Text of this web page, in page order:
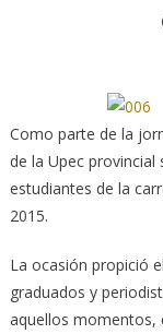
Como parte de la
de la Upec
estudiantes de la
2015.
La ocasión propició
graduados y
aquellos momentos,